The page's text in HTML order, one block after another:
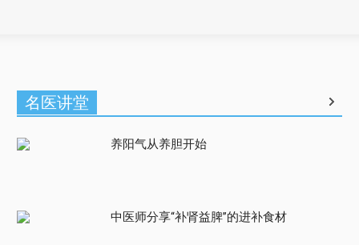
名医讲堂
养阳气从养胆开始
中医师分享“补肾益脾”的进补食材